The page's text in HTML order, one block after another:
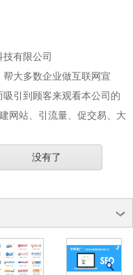
有限公司
大多数企业做互联网宣
引到顾客来观看本公司的
网站、引流量、促交易、大
没有了